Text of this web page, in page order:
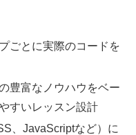
ごとに実際のコードを
豊富なノウハウをベー
すいレッスン設計
、JavaScriptなど）に